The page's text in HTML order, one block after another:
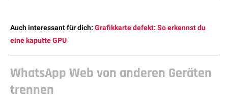
Auch interessant für dich: Grafikkarte defekt: So erkennst du
eine kaputte GPU
WhatsApp Web von anderen Geräten
trennen